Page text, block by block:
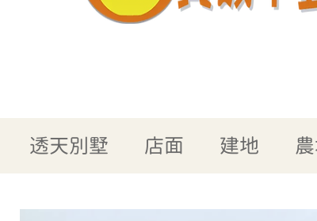
透天別墅 店面 建地